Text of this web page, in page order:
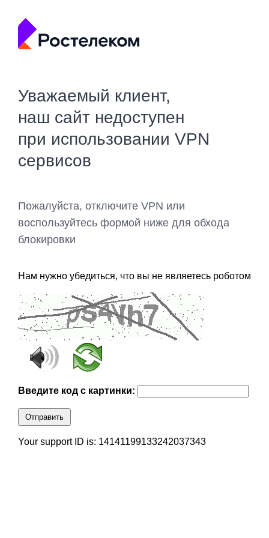
Уважаемый клиент,
наш сайт недоступен
при использовании VPN
сервисов
Пожалуйста, отключите VPN или
воспользуйтесь формой ниже для обхода
блокировки
Нам нужно убедиться, что вы не являетесь роботом
Введите код с картинки:
Отправить
Your support ID is: 14141199133242037343